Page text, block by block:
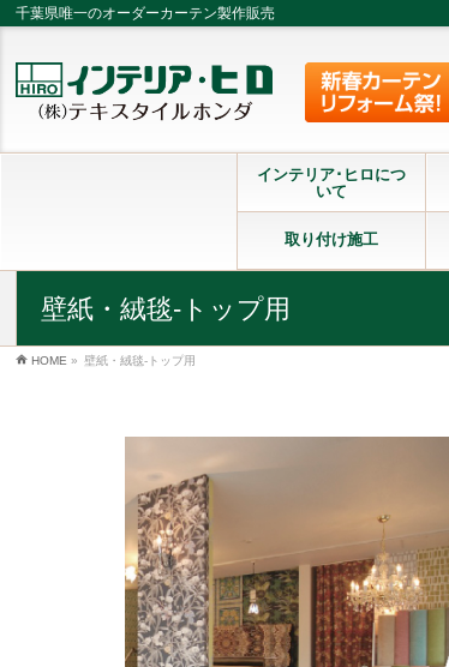
千葉県唯一のオーダーカーテン製作販売
インテリア･ヒロにつ
いて
取り付け施工
壁紙・絨毯-トップ用
HOME » 壁紙・絨毯-トップ用